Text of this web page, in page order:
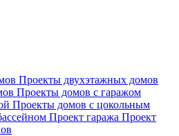
Проекты двухэтажных домов
Проекты домов с гаражом
Проекты домов с цокольным
Проект гаража Проект